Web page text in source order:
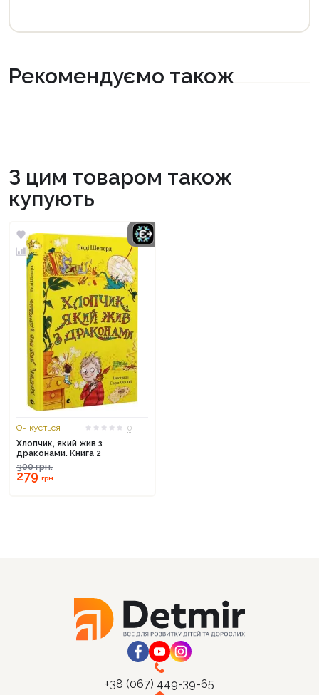
Рекомендуємо також
З цим товаром також
купують
Очікується
0
Хлопчик, який жив з
драконами. Книга 2
300грн.
279грн.
+38 (067) 449-39-65